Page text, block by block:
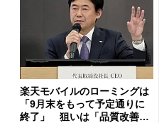
楽天モバイルのローミングは
「9月末をもって予定通りに
終了」 狙いは「品質改善」